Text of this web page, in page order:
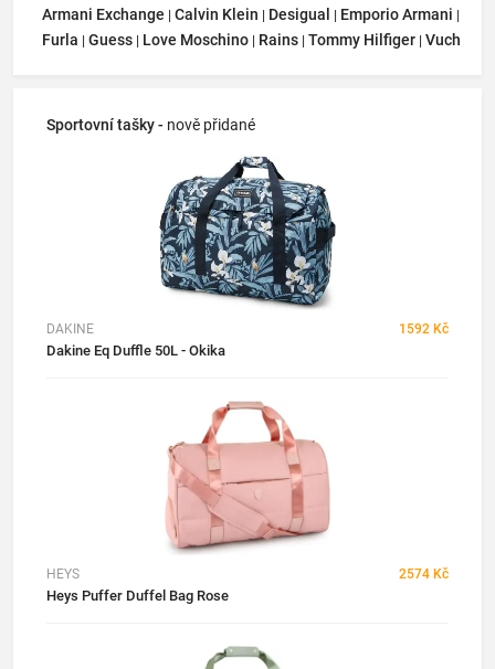
Armani Exchange | Calvin Klein | Desigual | Emporio Armani |
Furla | Guess | Love Moschino | Rains | Tommy Hilfiger | Vuch
Sportovní tašky - nově přidané
DAKINE 1592 Kč
Dakine Eq Duffle 50L - Okika
HEYS 2574 Kč
Heys Puffer Duffel Bag Rose